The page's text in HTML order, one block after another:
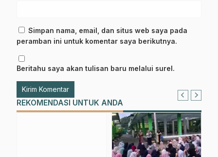
Simpan nama, email, dan situs web saya pada
peramban ini untuk komentar saya berikutnya.
Beritahu saya akan tulisan baru melalui surel.
REKOMENDASI UNTUK ANDA